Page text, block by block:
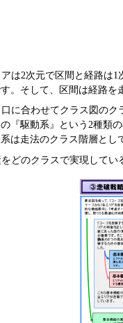
は2次元で区間と経路は
。そして、区間は経路
に合わせてクラス図のク
『駆動系』という2種類
は走法のクラス階層とし
どのクラスで実現して